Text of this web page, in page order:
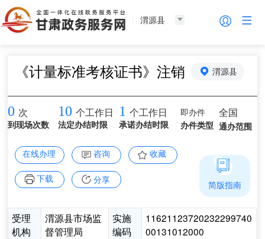
渭源县
《计量标准考核证书》注销 渭源县
0 次
到现场次数
10 个工作日
法定办结时限
1 个工作日
承诺办结时限
即办件
办件类型
全国
通办范围
在线办理 咨询 收藏
下载 分享
受理
机构
渭源县市场监
督管理局
实施
编码
11621123720232299740
00131012000
简版指南